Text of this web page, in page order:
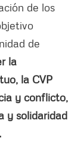
de los
de
la
la CVP
y conflicto,
y solidaridad